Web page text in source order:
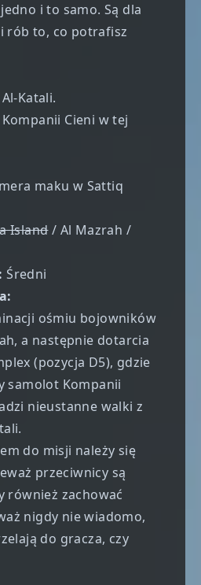
i to samo. Są dla
rób to, co potrafisz
Katali.
Cieni w tej
maku w Sattiq
Island/ Al Mazrah /
Średni
ośmiu bojowników
a następnie dotarcia
(pozycja D5), gdzie
samolot Kompanii
nieustanne walki z
do misji należy się
przeciwnicy są
również zachować
nigdy nie wiadomo,
do gracza, czy